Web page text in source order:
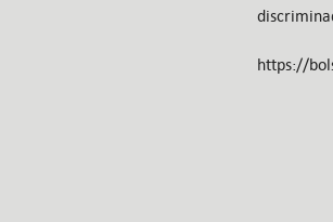
https://